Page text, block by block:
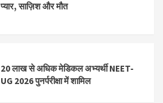
प्यार, साज़िश और मौत
20 लाख से अधिक मेडिकल अभ्यर्थी NEET-
UG 2026 पुनर्परीक्षा में शामिल